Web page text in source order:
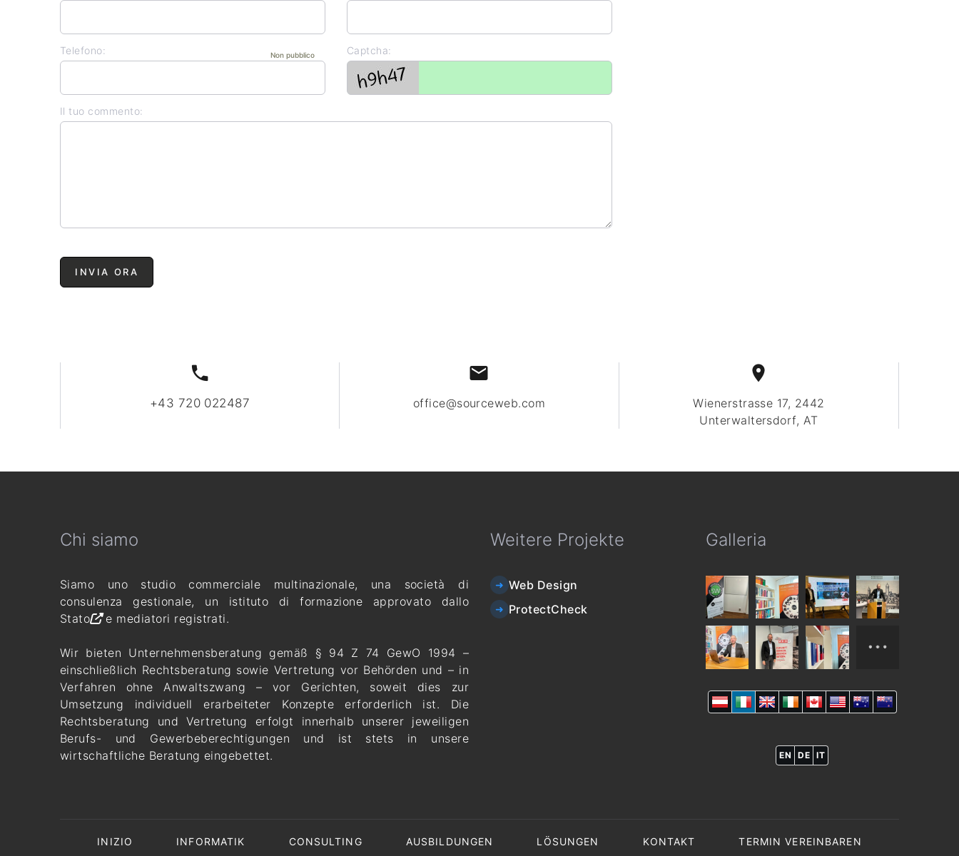
Telefono: Non pubblico Captcha:
Il tuo commento:
INVIA ORA
+43 720 022487 office@sourceweb.com
Wienerstrasse 17, 2442
Unterwaltersdorf, AT
Chi siamo
Siamo uno studio commerciale multinazionale, una società di
consulenza gestionale, un istituto di formazione approvato dallo
Stato
e mediatori registrati.
Wir bieten Unternehmensberatung gemäß § 94 Z 74 GewO 1994 –
einschließlich Rechtsberatung sowie Vertretung vor Behörden und – in
Verfahren ohne Anwaltszwang – vor Gerichten, soweit dies zur
Umsetzung individuell erarbeiteter Konzepte erforderlich ist. Die
Rechtsberatung und Vertretung erfolgt innerhalb unserer jeweiligen
Berufs- und Gewerbeberechtigungen und ist stets in unsere
wirtschaftliche Beratung eingebettet.
Weitere Projekte
Web Design
ProtectCheck
Galleria
EN DE IT
INIZIO INFORMATIK CONSULTING AUSBILDUNGEN LÖSUNGEN KONTAKT TERMIN VEREINBAREN